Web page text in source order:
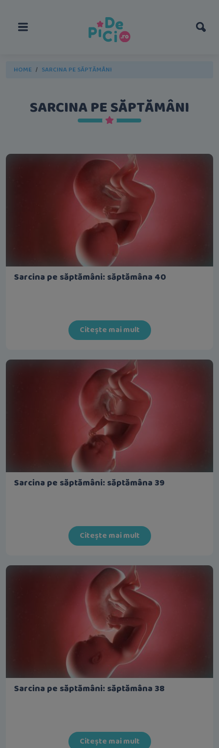
HOME SARCINA PE SĂPTĂMÂNI
SARCINA PE SĂPTĂMÂNI
Sarcina pe săptămâni: săptămâna 40
Citește mai mult
Sarcina pe săptămâni: săptămâna 39
Citește mai mult
Sarcina pe săptămâni: săptămâna 38
Citește mai mult